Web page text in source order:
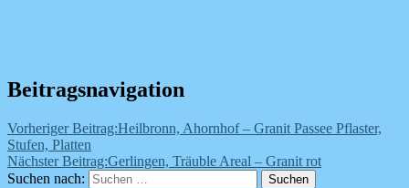
Beitragsnavigation
Vorheriger Beitrag:Heilbronn, Ahornhof – Granit Passee Pflaster,
Stufen, Platten
Nächster Beitrag:Gerlingen, Träuble Areal – Granit rot
Suchen nach:
Suchen